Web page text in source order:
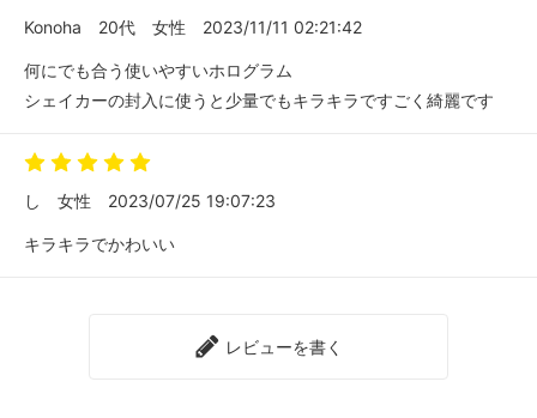
Konoha 20代 女性 2023/11/11 02:21:42
何にでも合う使いやすいホログラム
シェイカーの封入に使うと少量でもキラキラですごく綺麗です
し 女性 2023/07/25 19:07:23
キラキラでかわいい
レビューを書く